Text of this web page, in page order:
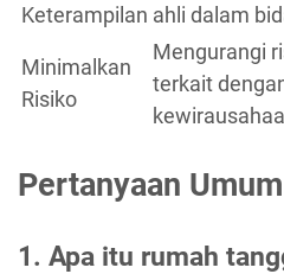
Keterampilan ahli dalam
Minimalkan
Risiko
Mengurangi
terkait
Pertanyaan Umum
1. Apa itu rumah